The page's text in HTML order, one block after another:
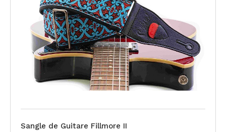
Sangle de Guitare Fillmore II